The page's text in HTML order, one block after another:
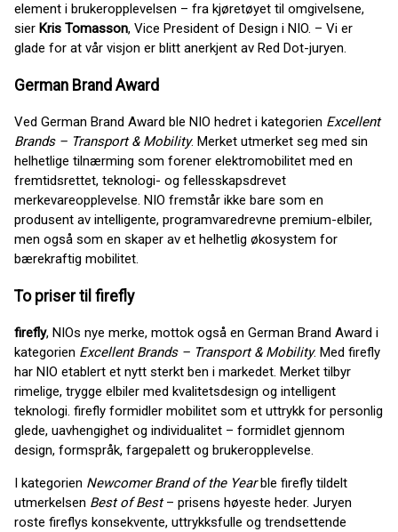
element i brukeropplevelsen – fra kjøretøyet til omgivelsene,
sier Kris Tomasson, Vice President of Design i NIO. – Vi er
glade for at vår visjon er blitt anerkjent av Red Dot-juryen.
German Brand Award
Ved German Brand Award ble NIO hedret i kategorien Excellent
Brands – Transport & Mobility. Merket utmerket seg med sin
helhetlige tilnærming som forener elektromobilitet med en
fremtidsrettet, teknologi- og fellesskapsdrevet
merkevareopplevelse. NIO fremstår ikke bare som en
produsent av intelligente, programvaredrevne premium-elbiler,
men også som en skaper av et helhetlig økosystem for
bærekraftig mobilitet.
To priser til firefly
firefly, NIOs nye merke, mottok også en German Brand Award i
kategorien Excellent Brands – Transport & Mobility. Med firefly
har NIO etablert et nytt sterkt ben i markedet. Merket tilbyr
rimelige, trygge elbiler med kvalitetsdesign og intelligent
teknologi. firefly formidler mobilitet som et uttrykk for personlig
glede, uavhengighet og individualitet – formidlet gjennom
design, formspråk, fargepalett og brukeropplevelse.
I kategorien Newcomer Brand of the Yearble firefly tildelt
utmerkelsen Best of Best– prisens høyeste heder. Juryen
roste fireflys konsekvente, uttrykksfulle og trendsettende